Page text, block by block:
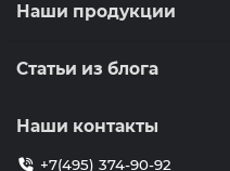
Наши продукции
Статьи из блога
Наши контакты
+7(495) 374-90-92